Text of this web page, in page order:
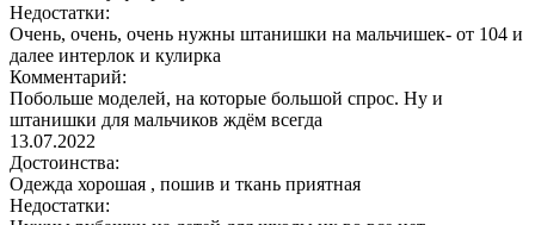
Недостатки:
Очень, очень, очень нужны штанишки на мальчишек- от 104 и
далее интерлок и кулирка
Комментарий:
Побольше моделей, на которые большой спрос. Ну и
штанишки для мальчиков ждём всегда
13.07.2022
Достоинства:
Одежда хорошая , пошив и ткань приятная
Недостатки: